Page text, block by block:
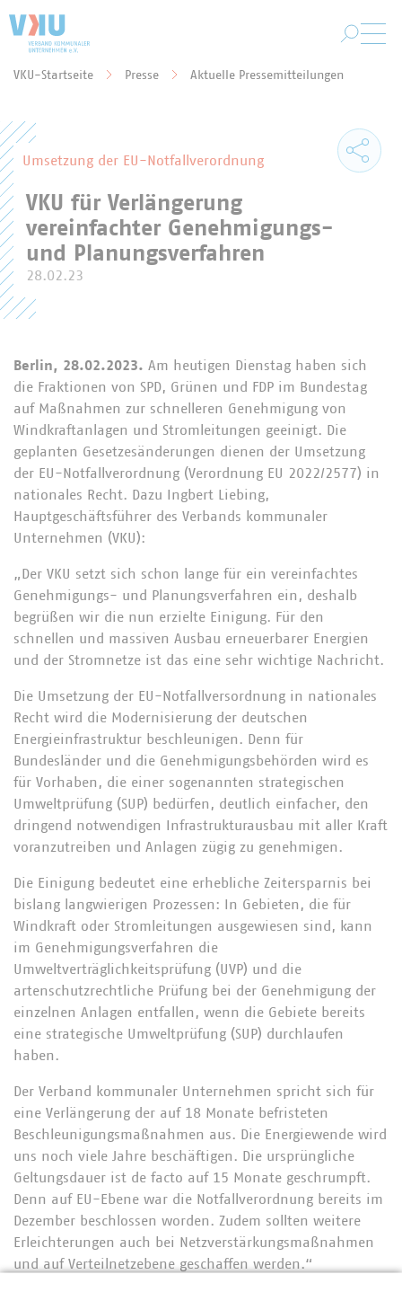
VKU-Startseite Presse Aktuelle Pressemitteilungen
Umsetzung der EU-Notfallverordnung
VKU für Verlängerung
vereinfachter Genehmigungs-
und Planungsverfahren
28.02.23
Berlin, 28.02.2023. Am heutigen Dienstag haben sich
die Fraktionen von SPD, Grünen und FDP im Bundestag
auf Maßnahmen zur schnelleren Genehmigung von
Windkraftanlagen und Stromleitungen geeinigt. Die
geplanten Gesetzesänderungen dienen der Umsetzung
der EU-Notfallverordnung (Verordnung EU 2022/2577) in
nationales Recht. Dazu Ingbert Liebing,
Hauptgeschäftsführer des Verbands kommunaler
Unternehmen (VKU):
„Der VKU setzt sich schon lange für ein vereinfachtes
Genehmigungs- und Planungsverfahren ein, deshalb
begrüßen wir die nun erzielte Einigung. Für den
schnellen und massiven Ausbau erneuerbarer Energien
und der Stromnetze ist das eine sehr wichtige Nachricht.
Die Umsetzung der EU-Notfallversordnung in nationales
Recht wird die Modernisierung der deutschen
Energieinfrastruktur beschleunigen. Denn für
Bundesländer und die Genehmigungsbehörden wird es
für Vorhaben, die einer sogenannten strategischen
Umweltprüfung (SUP) bedürfen, deutlich einfacher, den
dringend notwendigen Infrastrukturausbau mit aller Kraft
voranzutreiben und Anlagen zügig zu genehmigen.
Die Einigung bedeutet eine erhebliche Zeitersparnis bei
bislang langwierigen Prozessen: In Gebieten, die für
Windkraft oder Stromleitungen ausgewiesen sind, kann
im Genehmigungsverfahren die
Umweltverträglichkeitsprüfung (UVP) und die
artenschutzrechtliche Prüfung bei der Genehmigung der
einzelnen Anlagen entfallen, wenn die Gebiete bereits
eine strategische Umweltprüfung (SUP) durchlaufen
haben.
Der Verband kommunaler Unternehmen spricht sich für
eine Verlängerung der auf 18 Monate befristeten
Beschleunigungsmaßnahmen aus. Die Energiewende wird
uns noch viele Jahre beschäftigen. Die ursprüngliche
Geltungsdauer ist de facto auf 15 Monate geschrumpft.
Denn auf EU-Ebene war die Notfallverordnung bereits im
Dezember beschlossen worden. Zudem sollten weitere
Erleichterungen auch bei Netzverstärkungsmaßnahmen
und auf Verteilnetzebene geschaffen werden.“